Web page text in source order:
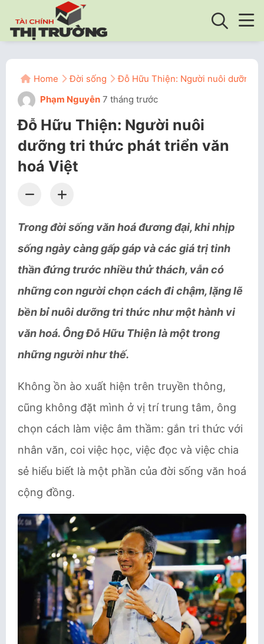
Home Đời sống
Đỗ Hữu Thiện: Người nuôi dưỡng
Phạm Nguyễn 7 tháng trước
Đỗ Hữu Thiện: Người nuôi
dưỡng tri thức phát triển văn
hoá Việt
Trong đời sống văn hoá đương đại, khi nhịp
sống ngày càng gấp gáp và các giá trị tinh
thần đứng trước nhiều thử thách, vẫn có
những con người chọn cách đi chậm, lặng lẽ
bền bỉ nuôi dưỡng tri thức như một hành vi
văn hoá. Ông Đỗ Hữu Thiện là một trong
những người như thế.
Không ồn ào xuất hiện trên truyền thông,
cũng không đặt mình ở vị trí trung tâm, ông
chọn cách làm việc âm thầm: gắn tri thức với
nhân văn, coi việc học, việc đọc và việc chia
sẻ hiểu biết là một phần của đời sống văn hoá
cộng đồng.